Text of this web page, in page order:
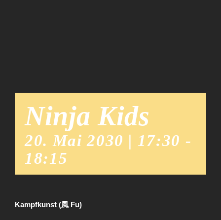
Ninja Kids
20. Mai 2030 | 17:30 -
18:15
Kampfkunst (風 Fu)